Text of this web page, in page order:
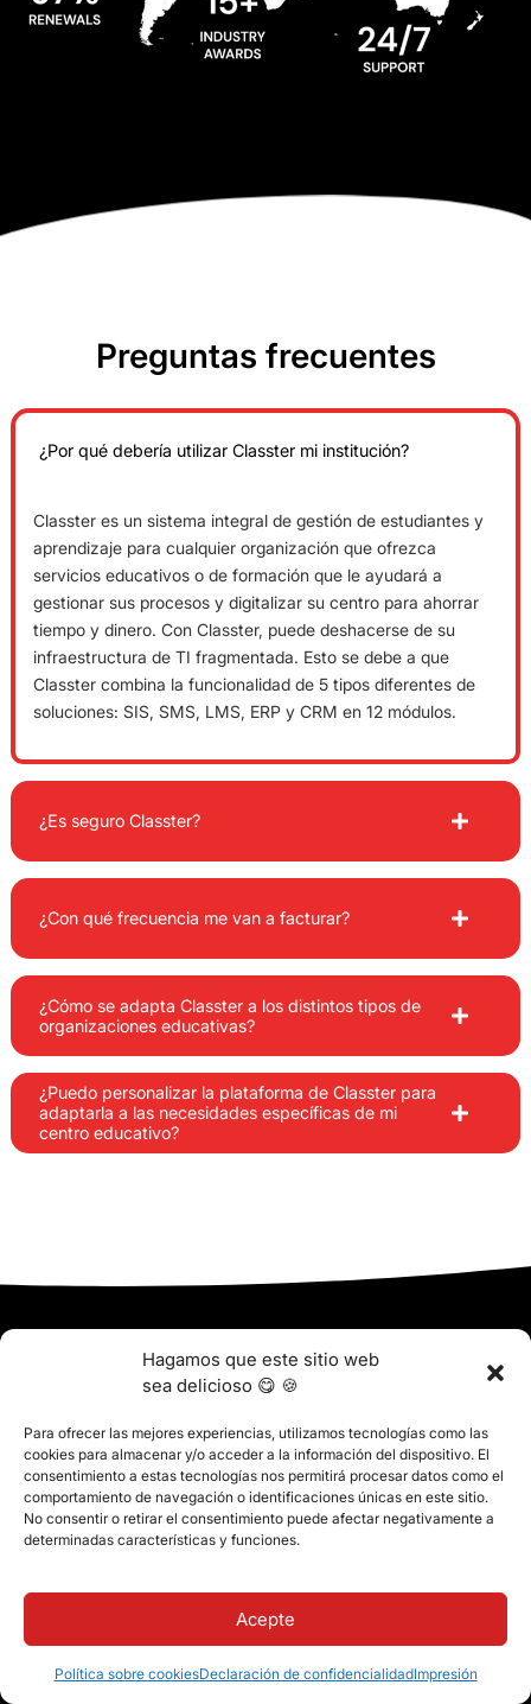
Hagamos que este sitio web
sea delicioso 😋 🍪
Para ofrecer las mejores experiencias, utilizamos tecnologías como las
cookies para almacenar y/o acceder a la información del dispositivo. El
consentimiento a estas tecnologías nos permitirá procesar datos como el
comportamiento de navegación o identificaciones únicas en este sitio.
No consentir o retirar el consentimiento puede afectar negativamente a
determinadas características y funciones.
Acepte
Política sobre cookiesDeclaración de confidencialidadImpresión
Preguntas frecuentes
¿Por qué debería utilizar Classter mi institución?
Classter es un sistema integral de gestión de estudiantes y
aprendizaje para cualquier organización que ofrezca
servicios educativos o de formación que le ayudará a
gestionar sus procesos y digitalizar su centro para ahorrar
tiempo y dinero. Con Classter, puede deshacerse de su
infraestructura de TI fragmentada. Esto se debe a que
Classter combina la funcionalidad de 5 tipos diferentes de
soluciones: SIS, SMS, LMS, ERP y CRM en 12 módulos.
¿Es seguro Classter?
¿Con qué frecuencia me van a facturar?
¿Cómo se adapta Classter a los distintos tipos de
organizaciones educativas?
¿Puedo personalizar la plataforma de Classter para
adaptarla a las necesidades específicas de mi
centro educativo?
¿Listo para empezar con
Sabemos que la implantación y la migración de datos a un nuevo
sistema pueden ser tareas complejas. Nuestro equipo de
expertos trabajará estrechamente con usted para gestionar el
proceso de implantación. Garantizaremos una transferencia
fluida de la información crítica y minimizaremos cualquier